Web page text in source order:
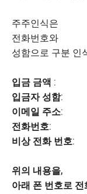
주주인식은
전화번호와
성함으로 구분 인
입금 금액 :
입금자 성함:
이메일 주소:
전화번호:
비상 전화 번호:
위의 내용을,
아래 폰 번호로